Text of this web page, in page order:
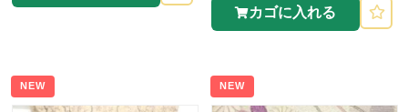
カゴに入れる
NEW NEW